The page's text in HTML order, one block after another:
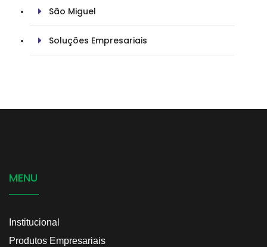
São Miguel
Soluções Empresariais
MENU
Institucional
Produtos Empresariais